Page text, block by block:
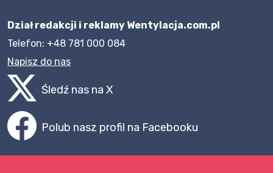
Dział redakcji i reklamy Wentylacja.com.pl
Telefon: +48 781 000 084
Napisz do nas
Śledź nas na X
Polub nasz profil na Facebooku